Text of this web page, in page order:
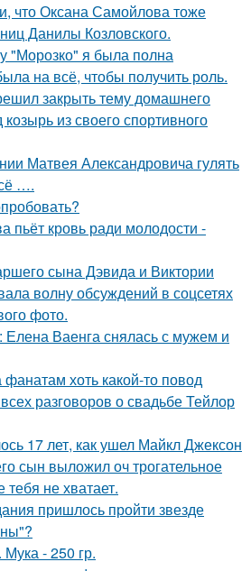
что Оксана Самойлова тоже
Данилы Козловского.
"Морозко" я была полна
на всё, чтобы получить роль.
закрыть тему домашнего
из своего спортивного
Матвея Александровича гулять
….
пьёт кровь ради молодости -
сына Дэвида и Виктории
волну обсуждений в соцсетях
фото.
Ваенга снялась с мужем и
хоть какой-то повод
разговоров о свадьбе Тейлор
17 лет, как ушел Майкл Джексон
сын выложил оч трогательное
не хватает.
пришлось пройти звезде
- 250 гр.